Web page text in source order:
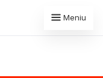
Meniu